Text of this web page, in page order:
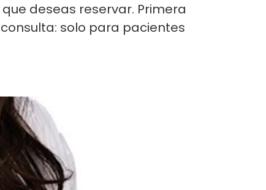
deseas reservar. Primera
solo para pacientes